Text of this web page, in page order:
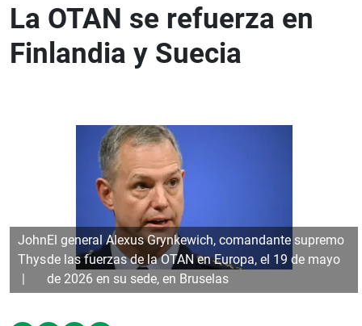
La OTAN se refuerza en
Finlandia y Suecia
El general Alexus Grynkewich, comandante supremo
de las fuerzas de la OTAN en Europa, el 19 de mayo
de 2026 en su sede, en Bruselas
John
Thys